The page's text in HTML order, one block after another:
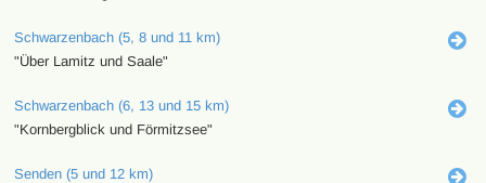
Schwarzenbach (5, 8 und 11 km)
"Über Lamitz und Saale"
Schwarzenbach (6, 13 und 15 km)
"Kornbergblick und Förmitzsee"
Senden (5 und 12 km)